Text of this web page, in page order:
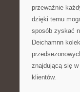
przeważnie
dzięki temu
sposób zyskać
Deichamnn
znajdującą się
klientów.